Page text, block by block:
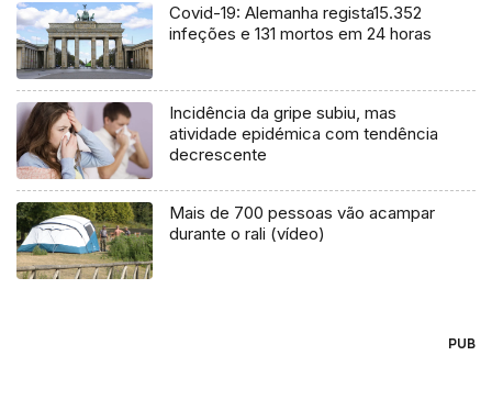
Covid-19: Alemanha regista15.352
infeções e 131 mortos em 24 horas
Incidência da gripe subiu, mas
atividade epidémica com tendência
decrescente
Mais de 700 pessoas vão acampar
durante o rali (vídeo)
PUB